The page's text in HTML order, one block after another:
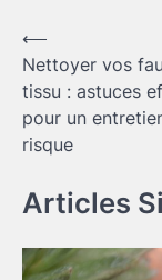
Navigation
de
l’article
⟵
Nettoyer vos
tissu : astuces
pour un
risque
Articles